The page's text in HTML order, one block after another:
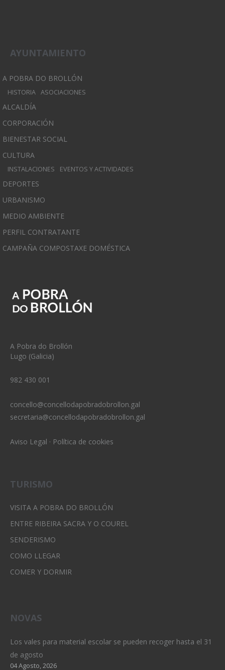
AYUNTAMIENTO
A POBRA DO BROLLÓN
HISTORIA ASOCIACIONES
ALCALDÍA
CORPORACIÓN
BIENESTAR SOCIAL
CULTURA
INSTALACIONES EVENTOS Y ACTIVIDADES
DEPORTES
URBANISMO
MEDIO AMBIENTE
PERFIL CONTRATANTE
CAMPAÑA COMPOSTAXE DOMÉSTICA
A Pobra do Brollón
Lugo (Galicia)
982 430 001
concello@concellodapobradobrollon.gal
secretaria@concellodapobradobrollon.gal
Aviso Legal · Política de cookies
TURISMO
VISITA A POBRA DO BROLLÓN
ENTRE RIBEIRA SACRA Y O COUREL
SENDERISMO
COMO LLEGAR
COMER Y DORMIR
NOVAS
Los vales para material escolar se pueden recoger hasta el 31
de agosto
04 Agosto, 2026